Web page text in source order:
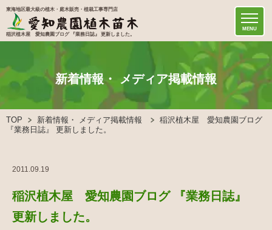
東海地区最大級の植木・庭木販売・植栽工事専門店
稲沢植木屋 愛知農園ブログ 『業務日誌』 更新しました。
MENU
新着情報・ メディア掲載情報
TOP 新着情報・ メディア掲載情報
稲沢植木屋 愛知農園ブログ
『業務日誌』 更新しました。
2011.09.19
稲沢植木屋 愛知農園ブログ 『業務日誌』
更新しました。